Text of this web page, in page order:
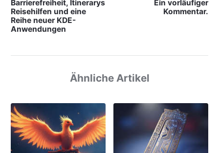
Barrierefreiheit, Itinerarys
Reisehilfen und eine
Reihe neuer KDE-
Anwendungen
Ein vorläufiger
Kommentar.
Ähnliche Artikel